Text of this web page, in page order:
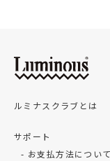
ルミナスクラブとは
サポート
お支払方法について